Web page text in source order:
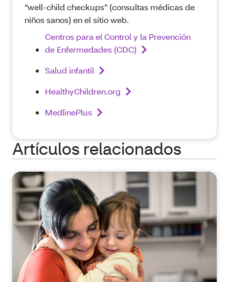
“well-child checkups” (consultas médicas de
niños sanos) en el sitio web.
Centros para el Control y la Prevención
de Enfermedades (CDC)
Salud infantil
HealthyChildren.org
MedlinePlus
Artículos relacionados